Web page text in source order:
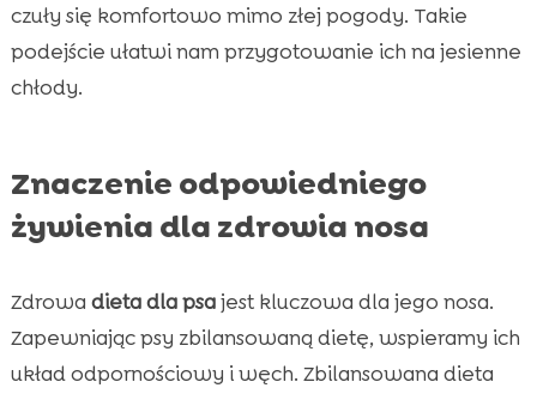
czuły się komfortowo mimo złej pogody. Takie
podejście ułatwi nam przygotowanie ich na jesienne
chłody.
Znaczenie odpowiedniego
żywienia dla zdrowia nosa
Zdrowa dieta dla psajest kluczowa dla jego nosa.
Zapewniając psy zbilansowaną dietę, wspieramy ich
układ odpornościowy i węch. Zbilansowana dieta